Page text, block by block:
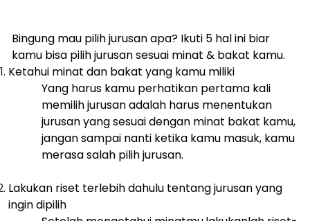
Bingung mau pilih jurusan apa? Ikuti 5 hal ini biar
kamu bisa pilih jurusan sesuai minat & bakat kamu.
Ketahui minat dan bakat yang kamu miliki
Yang harus kamu perhatikan pertama kali
memilih jurusan adalah harus menentukan
jurusan yang sesuai dengan minat bakat kamu,
jangan sampai nanti ketika kamu masuk, kamu
merasa salah pilih jurusan.
Lakukan riset terlebih dahulu tentang jurusan yang
ingin dipilih